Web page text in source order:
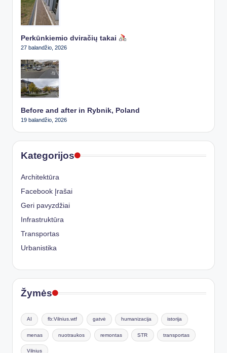
Perkūnkiemio dviračių takai
27 balandžio, 2026
Before and after in Rybnik, Poland
19 balandžio, 2026
Kategorijos
Architektūra
Facebook Įrašai
Geri pavyzdžiai
Infrastruktūra
Transportas
Urbanistika
Žymės
AI fb:Vilnius.wtf gatvė humanizacija istorija
menas nuotraukos remontas STR transportas
Vilnius